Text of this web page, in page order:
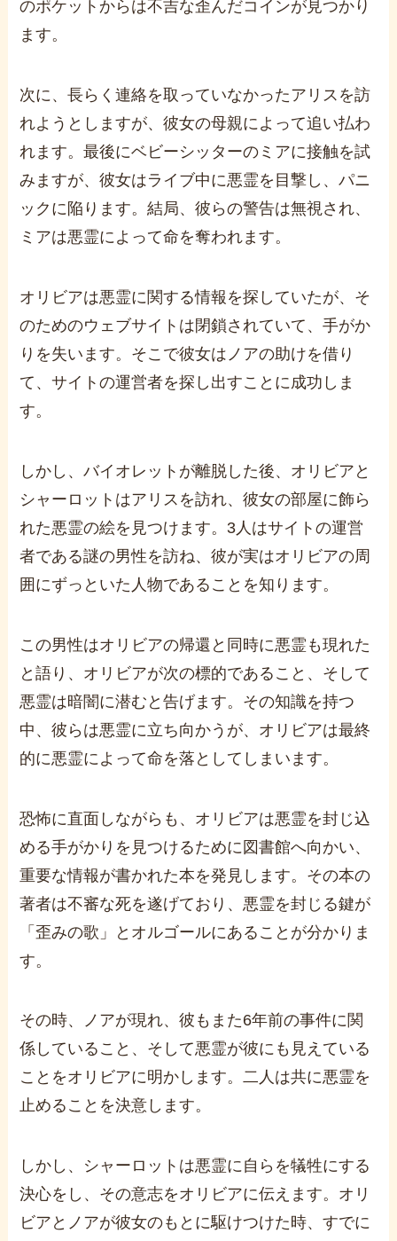
のポケットからは不吉な歪んだコインが見つかり
ます。
次に、長らく連絡を取っていなかったアリスを訪
れようとしますが、彼女の母親によって追い払わ
れます。最後にベビーシッターのミアに接触を試
みますが、彼女はライブ中に悪霊を目撃し、パニ
ックに陥ります。結局、彼らの警告は無視され、
ミアは悪霊によって命を奪われます。
オリビアは悪霊に関する情報を探していたが、そ
のためのウェブサイトは閉鎖されていて、手がか
りを失います。そこで彼女はノアの助けを借り
て、サイトの運営者を探し出すことに成功しま
す。
しかし、バイオレットが離脱した後、オリビアと
シャーロットはアリスを訪れ、彼女の部屋に飾ら
れた悪霊の絵を見つけます。3人はサイトの運営
者である謎の男性を訪ね、彼が実はオリビアの周
囲にずっといた人物であることを知ります。
この男性はオリビアの帰還と同時に悪霊も現れた
と語り、オリビアが次の標的であること、そして
悪霊は暗闇に潜むと告げます。その知識を持つ
中、彼らは悪霊に立ち向かうが、オリビアは最終
的に悪霊によって命を落としてしまいます。
恐怖に直面しながらも、オリビアは悪霊を封じ込
める手がかりを見つけるために図書館へ向かい、
重要な情報が書かれた本を発見します。その本の
著者は不審な死を遂げており、悪霊を封じる鍵が
「歪みの歌」とオルゴールにあることが分かりま
す。
その時、ノアが現れ、彼もまた6年前の事件に関
係していること、そして悪霊が彼にも見えている
ことをオリビアに明かします。二人は共に悪霊を
止めることを決意します。
しかし、シャーロットは悪霊に自らを犠牲にする
決心をし、その意志をオリビアに伝えます。オリ
ビアとノアが彼女のもとに駆けつけた時、すでに